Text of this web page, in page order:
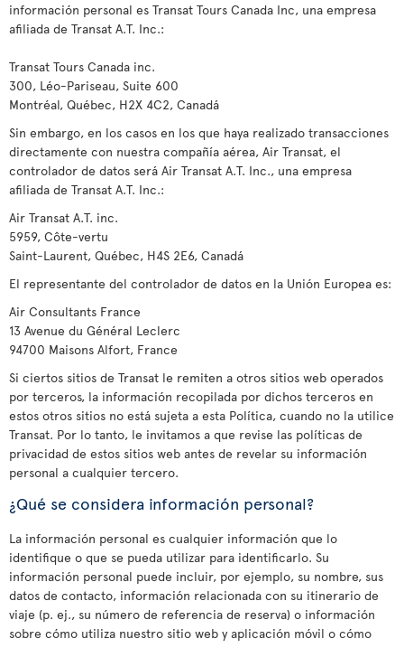
información personal es Transat Tours Canada Inc, una empresa
afiliada de Transat A.T. Inc.:
Transat Tours Canada inc.
300, Léo-Pariseau, Suite 600
Montréal, Québec, H2X 4C2, Canadá
Sin embargo, en los casos en los que haya realizado transacciones
directamente con nuestra compañía aérea, Air Transat, el
controlador de datos será Air Transat A.T. Inc., una empresa
afiliada de Transat A.T. Inc.:
Air Transat A.T. inc.
5959, Côte-vertu
Saint-Laurent, Québec, H4S 2E6, Canadá
El representante del controlador de datos en la Unión Europea es:
Air Consultants France
13 Avenue du Général Leclerc
94700 Maisons Alfort, France
Si ciertos sitios de Transat le remiten a otros sitios web operados
por terceros, la información recopilada por dichos terceros en
estos otros sitios no está sujeta a esta Política, cuando no la utilice
Transat. Por lo tanto, le invitamos a que revise las políticas de
privacidad de estos sitios web antes de revelar su información
personal a cualquier tercero.
¿Qué se considera información personal?
La información personal es cualquier información que lo
identifique o que se pueda utilizar para identificarlo. Su
información personal puede incluir, por ejemplo, su nombre, sus
datos de contacto, información relacionada con su itinerario de
viaje (p. ej., su número de referencia de reserva) o información
sobre cómo utiliza nuestro sitio web y aplicación móvil o cómo